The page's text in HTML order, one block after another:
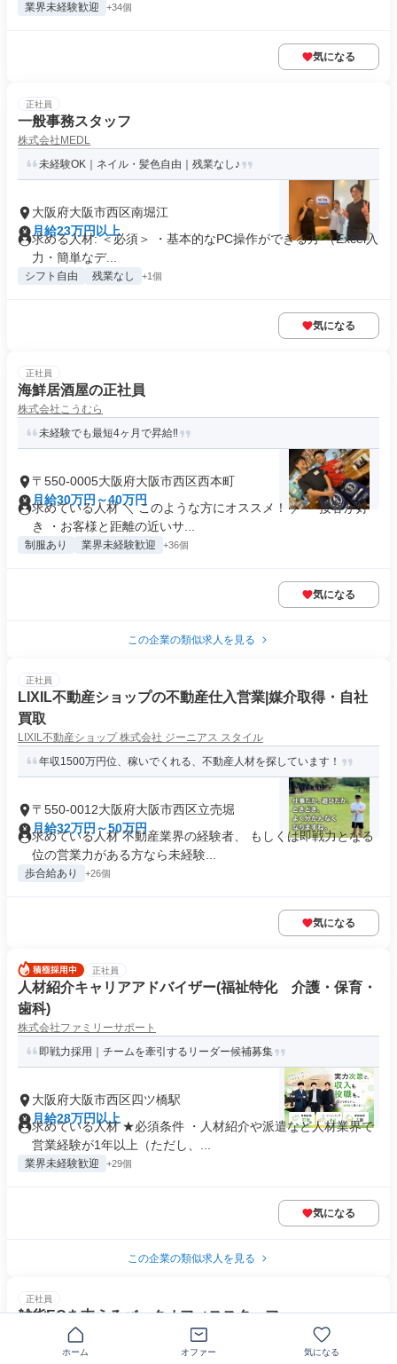
業界未経験歓迎 +34個
気になる
正社員
一般事務スタッフ
株式会社MEDL
未経験OK｜ネイル・髪色自由｜残業なし♪
大阪府大阪市西区南堀江
月給23万円以上
求める人材: ＜必須＞ ・基本的なPC操作ができる方 （Excel入
力・簡単なデ...
シフト自由 残業なし +1個
気になる
正社員
海鮮居酒屋の正社員
株式会社こうむら
未経験でも最短4ヶ月で昇給‼
〒550-0005大阪府大阪市西区西本町
月給30万円～40万円
求めている人材 ＼ このような方にオススメ！ ／ ・接客が好
き ・お客様と距離の近いサ...
制服あり 業界未経験歓迎 +36個
気になる
この企業の類似求人を見る
正社員
LIXIL不動産ショップの不動産仕入営業|媒介取得・自社
買取
LIXIL不動産ショップ 株式会社 ジーニアス スタイル
年収1500万円位、稼いでくれる、不動産人材を探しています！
〒550-0012大阪府大阪市西区立売堀
月給32万円～50万円
求めている人材 不動産業界の経験者、 もしくは即戦力となる
位の営業力がある方なら未経験...
歩合給あり +26個
気になる
正社員
人材紹介キャリアアドバイザー(福祉特化 介護・保育・
歯科)
株式会社ファミリーサポート
即戦力採用｜チームを牽引するリーダー候補募集
大阪府大阪市西区四ツ橋駅
月給28万円以上
求めている人材 ★必須条件 ・人材紹介や派遣など人材業界で
営業経験が1年以上（ただし、...
業界未経験歓迎 +29個
気になる
この企業の類似求人を見る
正社員
雑貨ECを支えるバックオフィススタッフ
株式会社ビトスダ
【未経験採用枠】おしゃれ雑貨を発信＆管理。好きを仕事にするチ
ホーム オファー 気になる